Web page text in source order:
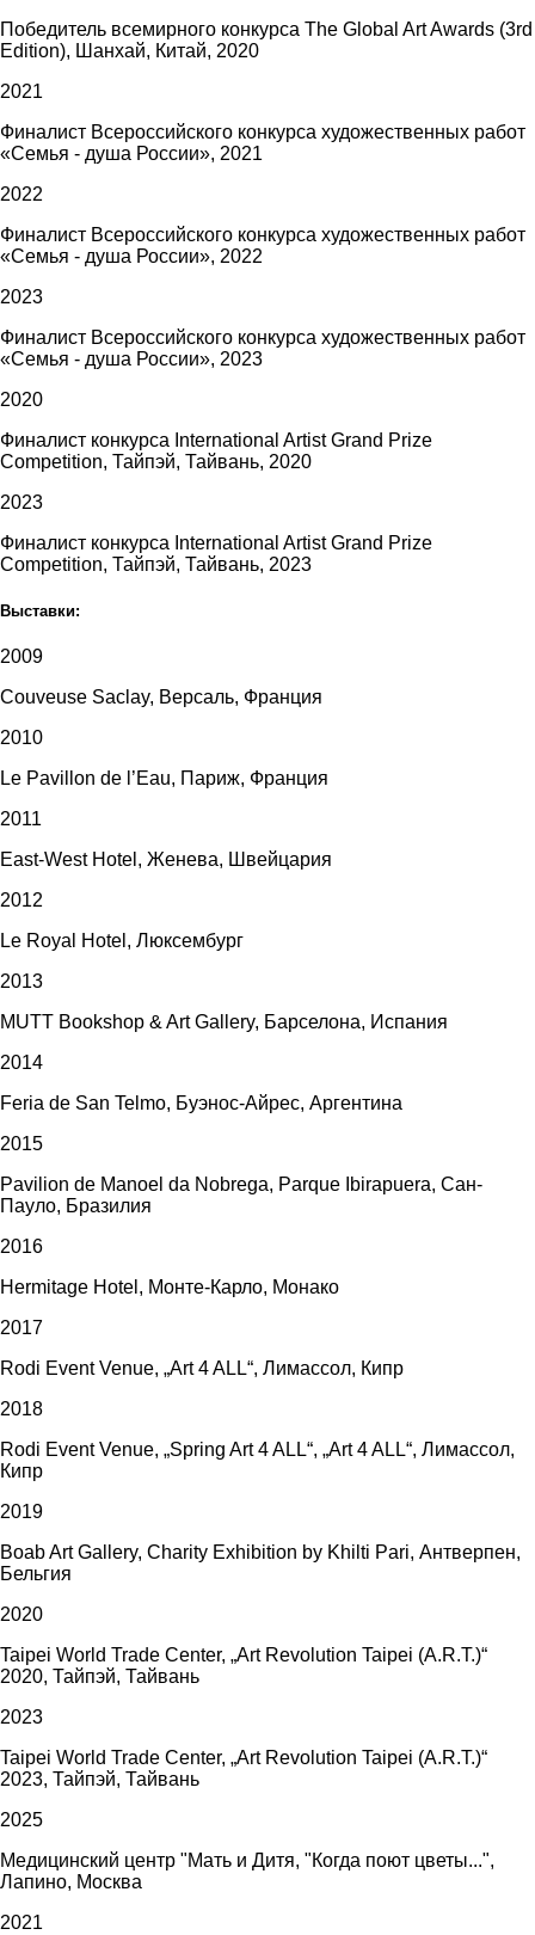
Победитель всемирного конкурса The Global Art Awards (3rd
Edition), Шанхай, Китай, 2020
2021
Финалист Всероссийского конкурса художественных работ
«Семья - душа России», 2021
2022
Финалист Всероссийского конкурса художественных работ
«Семья - душа России», 2022
2023
Финалист Всероссийского конкурса художественных работ
«Семья - душа России», 2023
2020
Финалист конкурса International Artist Grand Prize
Competition, Тайпэй, Тайвань, 2020
2023
Финалист конкурса International Artist Grand Prize
Competition, Тайпэй, Тайвань, 2023
Выставки:
2009
Couveuse Saclay, Версаль, Франция
2010
Le Pavillon de l’Eau, Париж, Франция
2011
East-West Hotel, Женева, Швейцария
2012
Le Royal Hotel, Люксембург
2013
MUTT Bookshop & Art Gallery, Барселона, Испания
2014
Feria de San Telmo, Буэнос-Айрес, Аргентина
2015
Pavilion de Manoel da Nobrega, Parque Ibirapuera, Сан-
Пауло, Бразилия
2016
Hermitage Hotel, Монте-Карло, Монако
2017
Rodi Event Venue, „Art 4 ALL“, Лимассол, Кипр
2018
Rodi Event Venue, „Spring Art 4 ALL“, „Art 4 ALL“, Лимассол,
Кипр
2019
Boab Art Gallery, Charity Exhibition by Khilti Pari, Антверпен,
Бельгия
2020
Taipei World Trade Center, „Art Revolution Taipei (A.R.T.)“
2020, Тайпэй, Тайвань
2023
Taipei World Trade Center, „Art Revolution Taipei (A.R.T.)“
2023, Тайпэй, Тайвань
2025
Медицинский центр "Мать и Дитя, "Когда поют цветы...",
Лапино, Москва
2021